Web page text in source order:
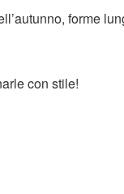
forme
con stile!